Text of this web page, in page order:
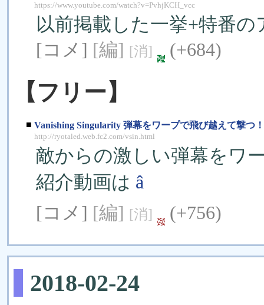
https://www.youtube.com/watch?v=PvhjKCH_vcc
以前掲載した一挙+特番
[コメ] [編] [消] (+684)
【フリー】
■ Vanishing Singularity 弾幕をワープで飛び越えて撃つ！
http://ryotaled.web.fc2.com/vsin.html
敵からの激しい弾幕をワ
紹介動画は â
[コメ] [編] [消] (+756)
2018-02-24